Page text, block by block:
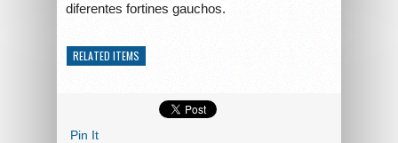
diferentes fortines gauchos.
RELATED ITEMS
Pin It